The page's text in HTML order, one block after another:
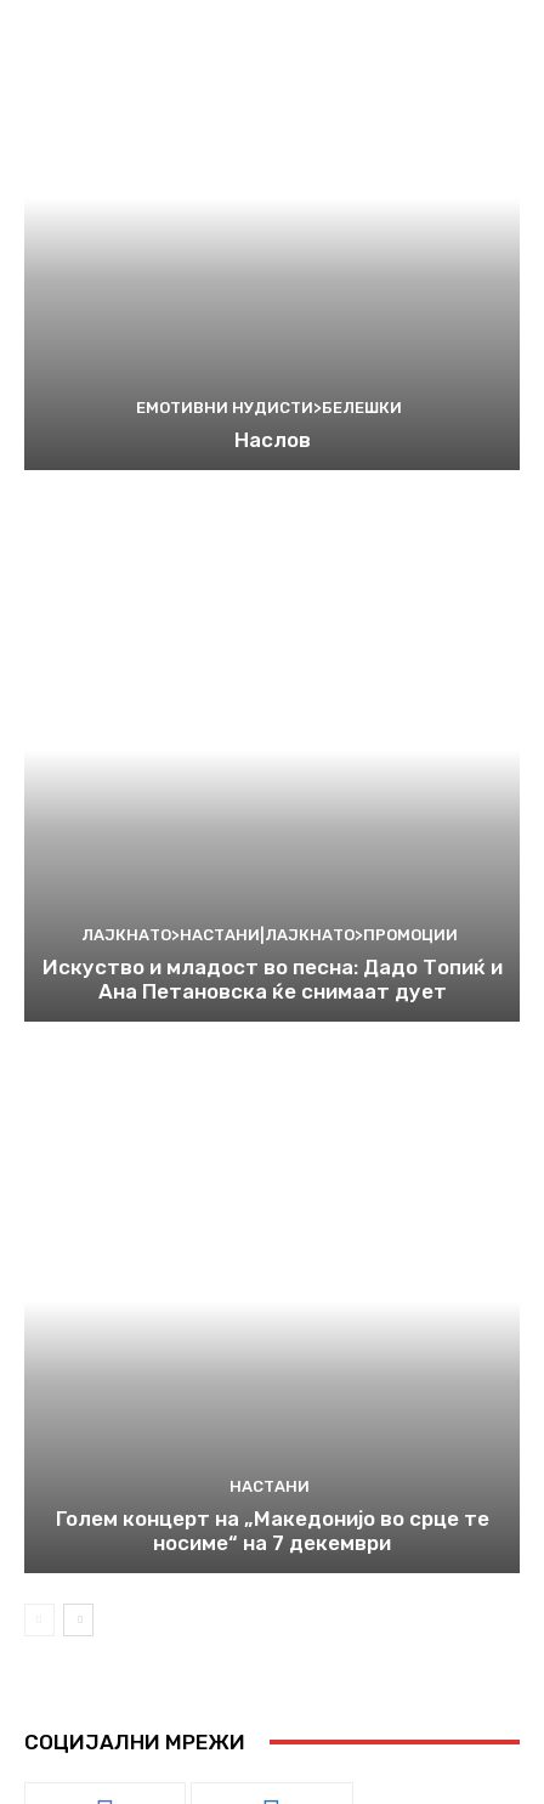
ЕМОТИВНИ НУДИСТИ>БЕЛЕШКИ
Наслов
ЛАЈКНАТО>НАСТАНИ|ЛАЈКНАТО>ПРОМОЦИИ
Искуство и младост во песна: Дадо Топиќ и
Ана Петановска ќе снимаат дует
НАСТАНИ
Голем концерт на „Македонијо во срце те
носиме“ на 7 декември
СОЦИЈАЛНИ МРЕЖИ